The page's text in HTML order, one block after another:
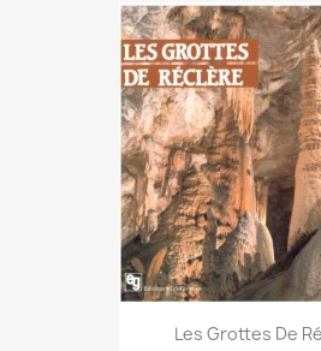
Les Grottes De